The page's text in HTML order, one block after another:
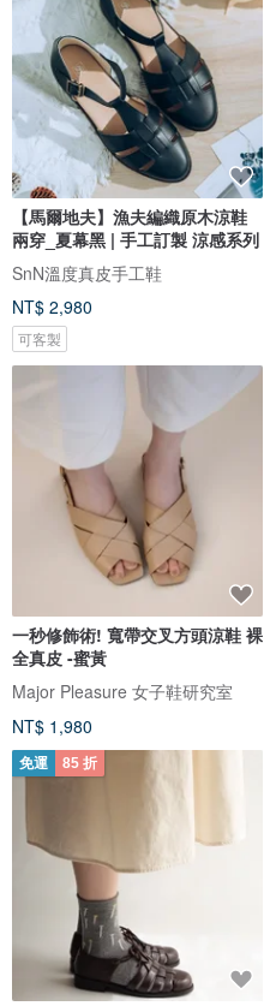
【馬爾地夫】漁夫編織原木涼鞋
兩穿_夏幕黑 | 手工訂製 涼感系列
SnN溫度真皮手工鞋
NT$ 2,980
可客製
一秒修飾術! 寬帶交叉方頭涼鞋 裸
全真皮 -蜜黃
Major Pleasure 女子鞋研究室
NT$ 1,980
免運 85 折